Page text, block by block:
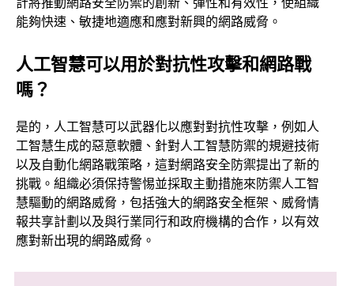
能夠快速、敏捷地適應和應對新興的網路威脅。
人工智慧可以用於對抗性攻擊和網路戰
嗎？
是的，人工智慧可以武器化以應對對抗性攻擊，例如人
工智慧生成的惡意軟體、針對人工智慧防禦的規避技術
以及自動化網路戰策略，這對網路安全防禦提出了新的
挑戰。組織必須保持警惕並採取主動措施來防禦人工智
慧驅動的網路威脅，包括強大的網路安全框架、威脅情
報共享計劃以及與行業同行和政府機構的合作，以有效
應對新出現的網路威脅。